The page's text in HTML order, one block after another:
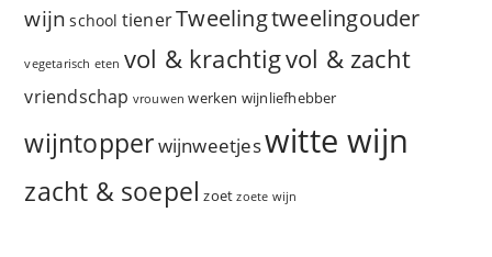
wijn school tienerTweelingtweelingouder
vegetarisch eten vol & krachtigvol & zacht
vriendschap vrouwen werken wijnliefhebber
wijntopperwijnweetjeswitte wijn
zacht & soepel zoet zoete wijn